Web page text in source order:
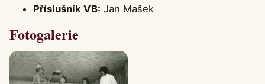
Příslušník VB: Jan Mašek
Fotogalerie